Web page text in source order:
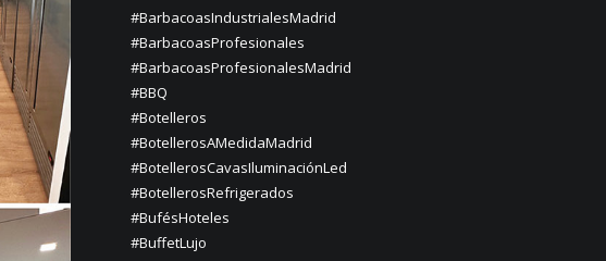
#BarbacoasIndustrialesMadrid
#BarbacoasProfesionales
#BarbacoasProfesionalesMadrid
#BBQ
#Botelleros
#BotellerosAMedidaMadrid
#BotellerosCavasIluminaciónLed
#BotellerosRefrigerados
#BufésHoteles
#BuffetLujo